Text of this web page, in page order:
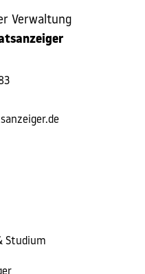
Verwaltung
Studium